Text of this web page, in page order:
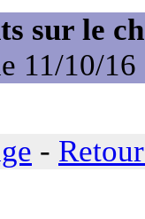
sur le
11/10/16
-